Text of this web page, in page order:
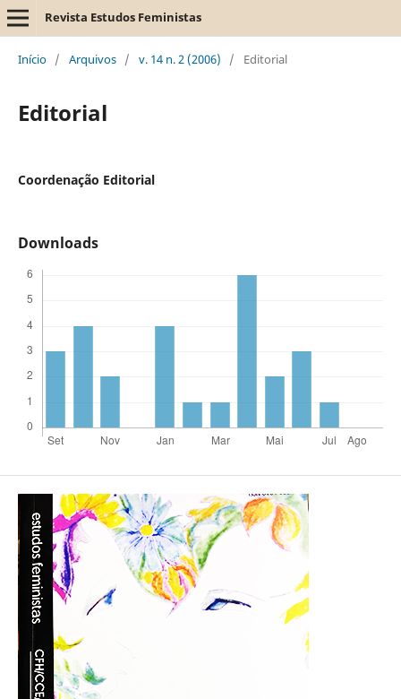
Revista Estudos Feministas
Início / Arquivos / v. 14 n. 2 (2006) / Editorial
Editorial
Coordenação Editorial
Downloads